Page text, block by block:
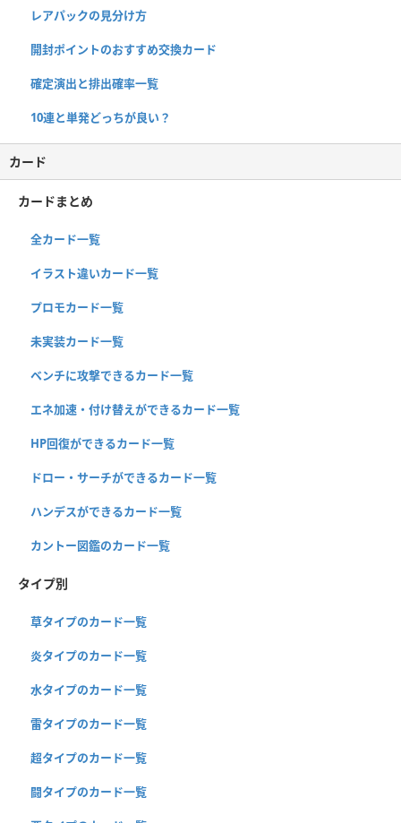
レアパックの見分け方
開封ポイントのおすすめ交換カード
確定演出と排出確率一覧
10連と単発どっちが良い？
カード
カードまとめ
全カード一覧
イラスト違いカード一覧
プロモカード一覧
未実装カード一覧
ベンチに攻撃できるカード一覧
エネ加速・付け替えができるカード一覧
HP回復ができるカード一覧
ドロー・サーチができるカード一覧
ハンデスができるカード一覧
カントー図鑑のカード一覧
タイプ別
草タイプのカード一覧
炎タイプのカード一覧
水タイプのカード一覧
雷タイプのカード一覧
超タイプのカード一覧
闘タイプのカード一覧